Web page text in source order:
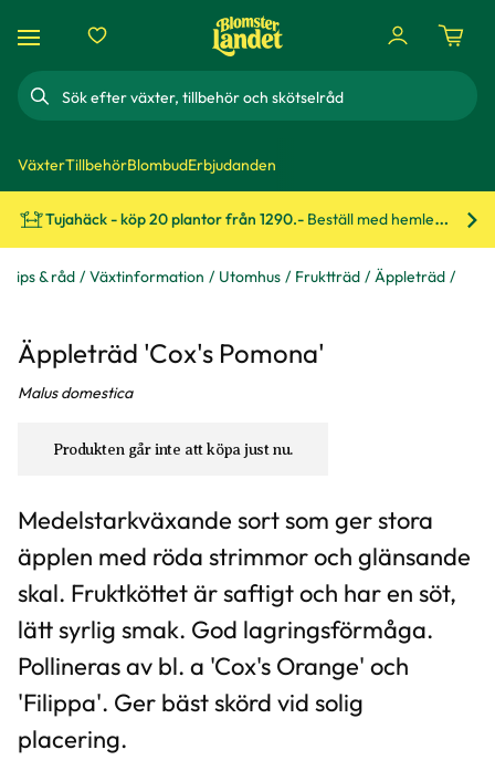
Sök
VäxterTillbehörBlombudErbjudanden
Tujahäck - köp 20 plantor från 1290.- Beställ med hemleverans!
Tips & råd Växtinformation Utomhus Fruktträd Äppleträd
Äppleträd 'Cox's Pomona'
Malus domestica
Produkten går inte att köpa just nu.
Medelstarkväxande sort som ger stora
äpplen med röda strimmor och glänsande
skal. Fruktköttet är saftigt och har en söt,
lätt syrlig smak. God lagringsförmåga.
Pollineras av bl. a 'Cox's Orange' och
'Filippa'. Ger bäst skörd vid solig
placering.